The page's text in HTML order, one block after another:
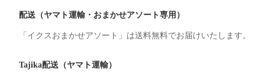
配送（ヤマト運輸・おまかせアソート専用）
「イクスおまかせアソート」は送料無料でお届けいたします。
Tajika配送（ヤマト運輸）